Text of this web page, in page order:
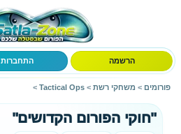
הרשמה התחברות
פורומים > משחקי רשת >
Tactical Ops
>
"חוקי הפורום הקדושים"